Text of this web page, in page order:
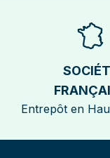
Entrepôt en